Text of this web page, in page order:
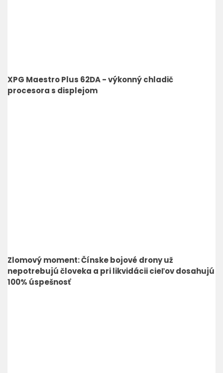
XPG Maestro Plus 62DA - výkonný chladič
procesora s displejom
Zlomový moment: Čínske bojové drony už
nepotrebujú človeka a pri likvidácii cieľov dosahujú
100% úspešnosť